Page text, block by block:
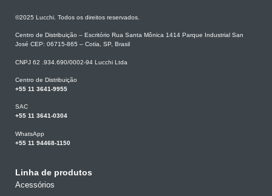
©2025 Lucchi. Todos os direitos reservados.
Centro de Distribuição – Escritório Rua Santa Mônica 1414 Parque Industrial San
José CEP: 06715-865 – Cotia, SP, Brasil
CNPJ 62 .934.690/0002-94 Lucchi Ltda
Centro de Distribuição
+55 11 3641-9955
SAC
+55 11 3641-0304
WhatsApp
+55 11 94468-1150
Linha de produtos
Acessórios